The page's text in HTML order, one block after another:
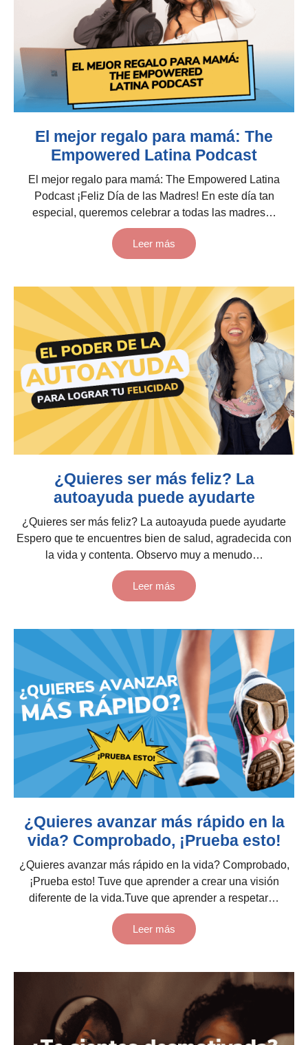
El mejor regalo para mamá: The
Empowered Latina Podcast
El mejor regalo para mamá: The Empowered Latina
Podcast ¡Feliz Día de las Madres! En este día tan
especial, queremos celebrar a todas las madres…
Leer más
¿Quieres ser más feliz? La
autoayuda puede ayudarte
¿Quieres ser más feliz? La autoayuda puede ayudarte
Espero que te encuentres bien de salud, agradecida con
la vida y contenta. Observo muy a menudo…
Leer más
¿Quieres avanzar más rápido en la
vida? Comprobado, ¡Prueba esto!
¿Quieres avanzar más rápido en la vida? Comprobado,
¡Prueba esto! Tuve que aprender a crear una visión
diferente de la vida.Tuve que aprender a respetar…
Leer más